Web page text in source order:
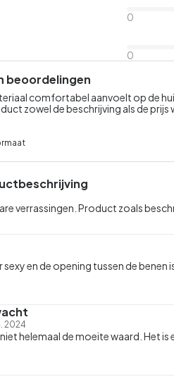
0
0
beoordelingen
comfortabel aanvoelt op de
zowel de beschrijving als de prijs
verrassingen. Product zoals
en de opening tussen de
2024
helemaal de moeite waard. Het